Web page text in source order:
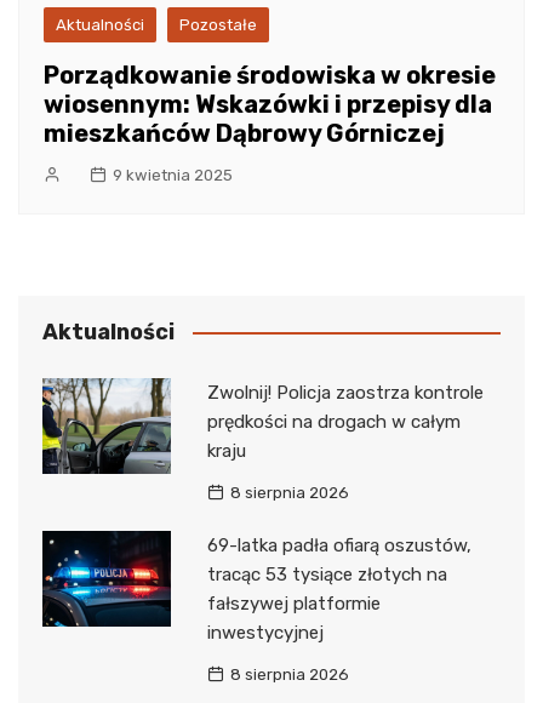
Aktualności Pozostałe
Porządkowanie środowiska w okresie
wiosennym: Wskazówki i przepisy dla
mieszkańców Dąbrowy Górniczej
9 kwietnia 2025
Aktualności
Zwolnij! Policja zaostrza kontrole
prędkości na drogach w całym
kraju
8 sierpnia 2026
69-latka padła ofiarą oszustów,
tracąc 53 tysiące złotych na
fałszywej platformie
inwestycyjnej
8 sierpnia 2026